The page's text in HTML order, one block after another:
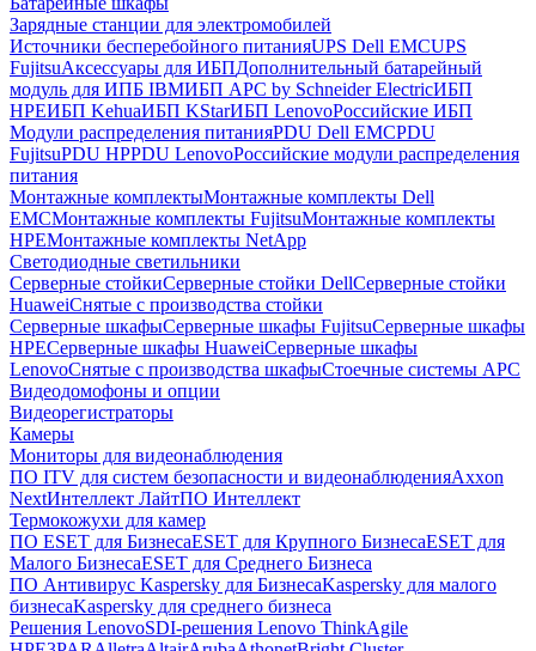
Зарядные станции для электромобилей
Источники бесперебойного питанияUPS Dell EMCUPS
FujitsuАксессуары для ИБПДополнительный батарейный
модуль для ИПБ IBMИБП APC by Schneider ElectricИБП
HPEИБП KehuaИБП KStarИБП LenovoРоссийские ИБП
Модули распределения питанияPDU Dell EMCPDU
FujitsuPDU HPPDU LenovoРоссийские модули распределения
питания
Монтажные комплектыМонтажные комплекты Dell
EMCМонтажные комплекты FujitsuМонтажные комплекты
HPEМонтажные комплекты NetApp
Светодиодные светильники
Серверные стойкиСерверные стойки DellСерверные стойки
HuaweiСнятые с производства стойки
Серверные шкафыСерверные шкафы FujitsuСерверные шкафы
HPEСерверные шкафы HuaweiСерверные шкафы
LenovoСнятые с производства шкафыСтоечные системы APC
Видеодомофоны и опции
Видеорегистраторы
Камеры
Мониторы для видеонаблюдения
ПО ITV для систем безопасности и видеонаблюденияAxxon
NextИнтеллект ЛайтПО Интеллект
Термокожухи для камер
ПО ESET для БизнесаESET для Крупного БизнесаESET для
Малого БизнесаESET для Среднего Бизнеса
ПО Антивирус Kaspersky для БизнесаKaspersky для малого
бизнесаKaspersky для среднего бизнеса
Решения LenovoSDI-решения Lenovo ThinkAgile